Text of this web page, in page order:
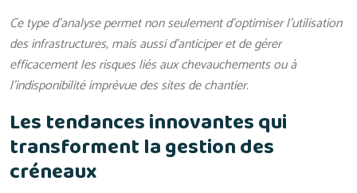
Ce type d’analyse permet non seulement d’optimiser l’utilisation
des infrastructures, mais aussi d’anticiper et de gérer
efficacement les risques liés aux chevauchements ou à
l’indisponibilité imprévue des sites de chantier.
Les tendances innovantes qui
transforment la gestion des
créneaux